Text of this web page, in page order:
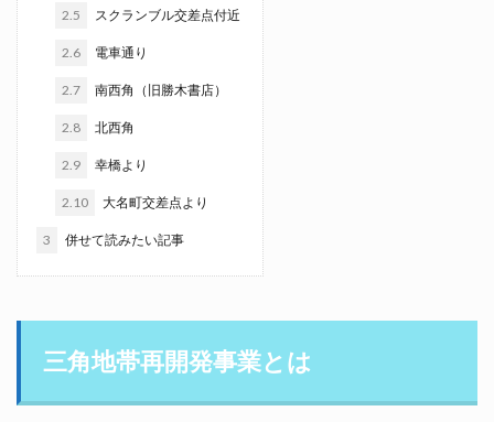
2.5 スクランブル交差点付近
2.6 電車通り
2.7 南西角（旧勝木書店）
2.8 北西角
2.9 幸橋より
2.10 大名町交差点より
3 併せて読みたい記事
三角地帯再開発事業とは